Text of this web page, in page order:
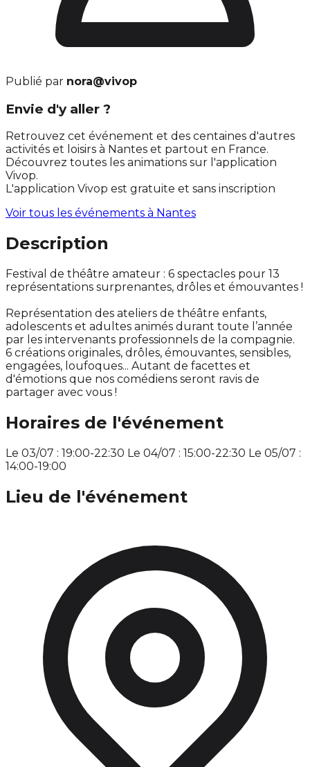
Publié par nora@vivop
Envie d'y aller ?
Retrouvez cet événement et des centaines d'autres
activités et loisirs à Nantes et partout en France.
Découvrez toutes les animations sur l'application
Vivop.
L'application Vivop est gratuite et sans inscription
Voir tous les événements à Nantes
Description
Festival de théâtre amateur : 6 spectacles pour 13
représentations surprenantes, drôles et émouvantes !
Représentation des ateliers de théâtre enfants,
adolescents et adultes animés durant toute l’année
par les intervenants professionnels de la compagnie.
6 créations originales, drôles, émouvantes, sensibles,
engagées, loufoques... Autant de facettes et
d'émotions que nos comédiens seront ravis de
partager avec vous !
Horaires de l'événement
Le 03/07 : 19:00-22:30 Le 04/07 : 15:00-22:30 Le 05/07 :
14:00-19:00
Lieu de l'événement